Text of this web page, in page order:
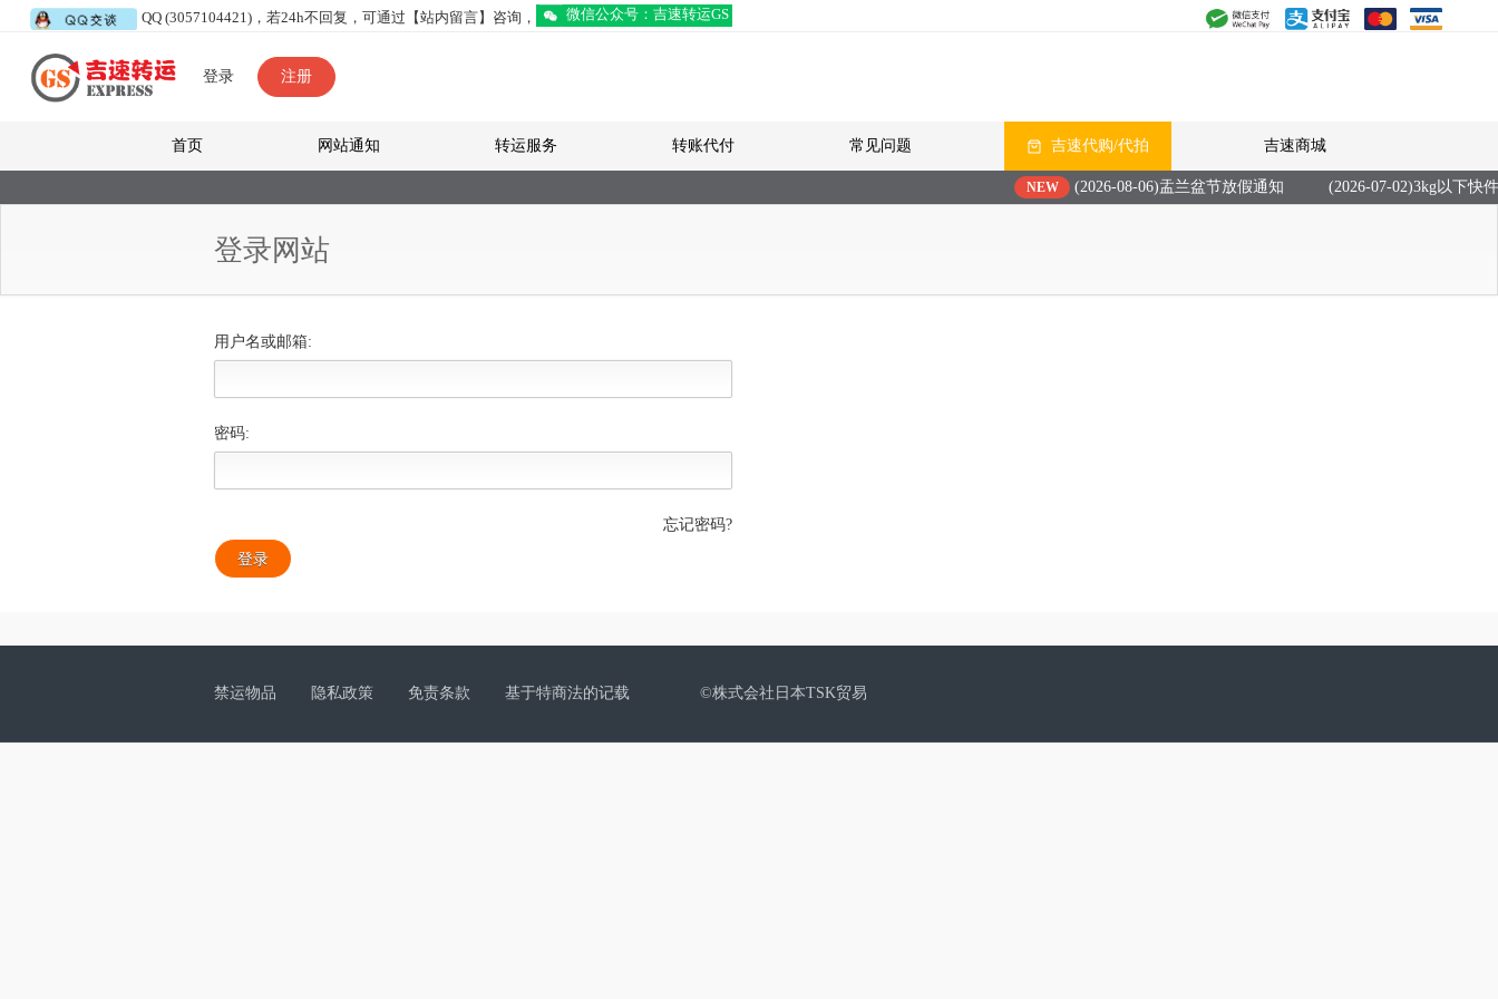
QQ (3057104421)，若24h不回复，可通过【站内留言】咨询， 微信公众号：吉速转运GS
登录 注册
首页 网站通知 转运服务 转账代付 常见问题 吉速代购/代拍 吉速商城
NEW (2026-08-06)盂兰盆节放假通知 (2026-07-02)3kg以下快
登录网站
用户名或邮箱:
密码:
忘记密码?
登录
禁运物品 隐私政策 免责条款 基于特商法的记载 ©株式会社日本TSK贸易